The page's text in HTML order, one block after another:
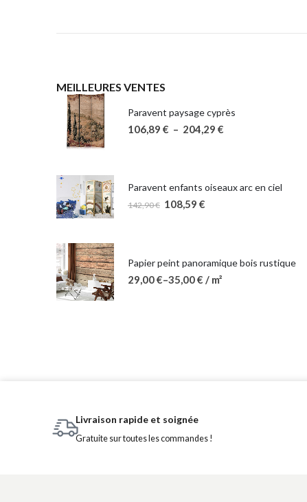
MEILLEURES VENTES
Paravent paysage cyprès
106,89 € – 204,29 €
Paravent enfants oiseaux arc en ciel
142,90€ 108,59 €
Papier peint panoramique bois rustique
29,00€–35,00€ / m²
Livraison rapide et soignée
Gratuite sur toutes les commandes !